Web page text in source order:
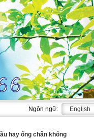
Ngôn ngữ: English
hay ống chân không